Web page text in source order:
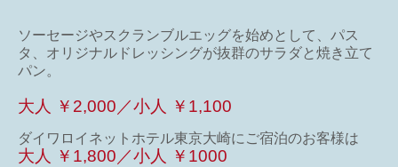
ソーセージやスクランブルエッグを始めとして、パス
タ、オリジナルドレッシングが抜群のサラダと焼き立て
パン。
大人 ￥2,000／小人 ￥1,100
ダイワロイネットホテル東京大崎にご宿泊のお客様は
大人 ￥1,800／小人 ￥1000